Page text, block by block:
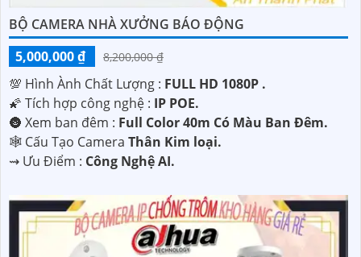
BỘ CAMERA NHÀ XƯỞNG BÁO ĐỘNG
5,000,000 ₫
8,200,000 ₫
💯 Hình Ành Chất Lượng : FULL HD 1080P .
🌠 Tích hợp công nghệ : IP POE.
🌚 Xem ban đêm : Full Color 40m Có Màu Ban Ðêm.
🕸️ Cấu Tạo Camera Thân Kim loại.
️⇝ Ưu Điểm : Công Nghệ AI.